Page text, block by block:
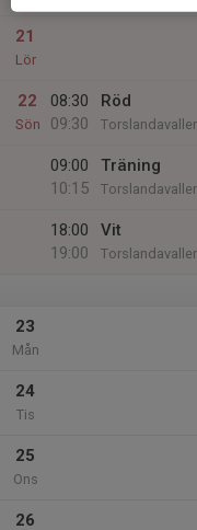
21
Lör
22
Sön
08:30
09:30
Röd
09:00
10:15
Träning
18:00
19:00
Vit
23
Mån
24
Tis
25
Ons
26